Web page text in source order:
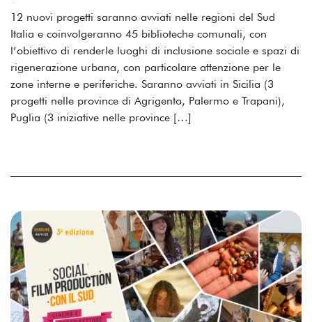
12 nuovi progetti saranno avviati nelle regioni del Sud
Italia e coinvolgeranno 45 biblioteche comunali, con
l’obiettivo di renderle luoghi di inclusione sociale e spazi di
rigenerazione urbana, con particolare attenzione per le
zone interne e periferiche. Saranno avviati in Sicilia (3
progetti nelle province di Agrigento, Palermo e Trapani),
Puglia (3 iniziative nelle province […]